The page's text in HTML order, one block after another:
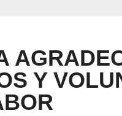
Y